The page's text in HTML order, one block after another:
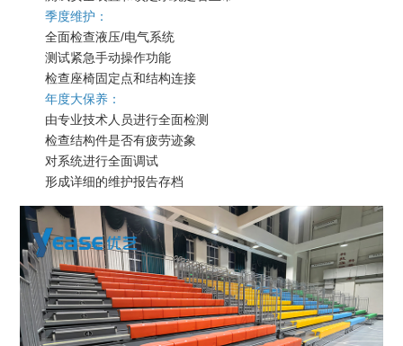
季度维护：
全面检查液压/电气系统
测试紧急手动操作功能
检查座椅固定点和结构连接
年度大保养：
由专业技术人员进行全面检测
检查结构件是否有疲劳迹象
对系统进行全面调试
形成详细的维护报告存档